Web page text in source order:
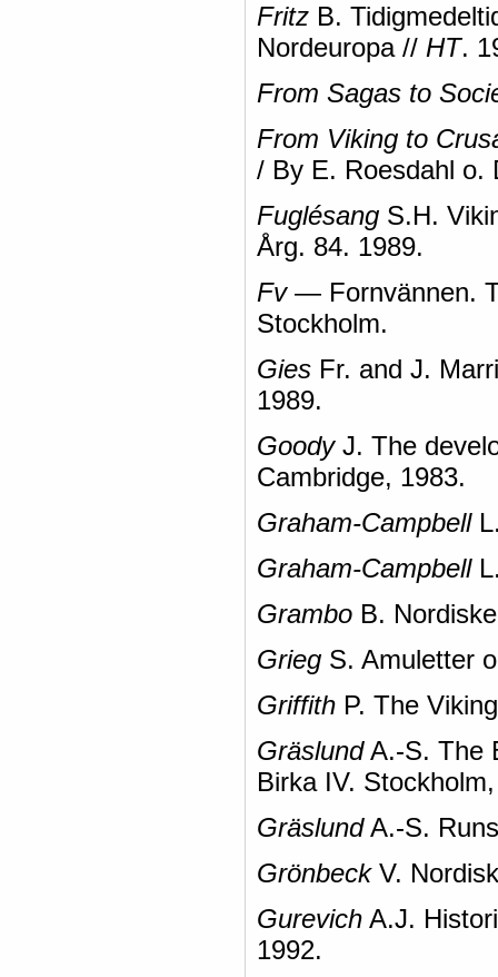
Fritz B.
Nordeuropa // HT.
From Sagas to
From Viking to
/ By E. Roesdahl o.
Fuglésang S.H.
Årg. 84. 1989.
Fv— Fornvännen.
Stockholm.
Gies Fr. and J.
1989.
GoodyJ. The
Cambridge, 1983.
Graham-Campbell
Graham-Campbell
Grambo B.
Grieg S. Amuletter
Griffith P. The
GräslundA.-S. The
Birka IV.
GräslundA.-S.
GrönbeckV.
Gurevich A.J.
1992.